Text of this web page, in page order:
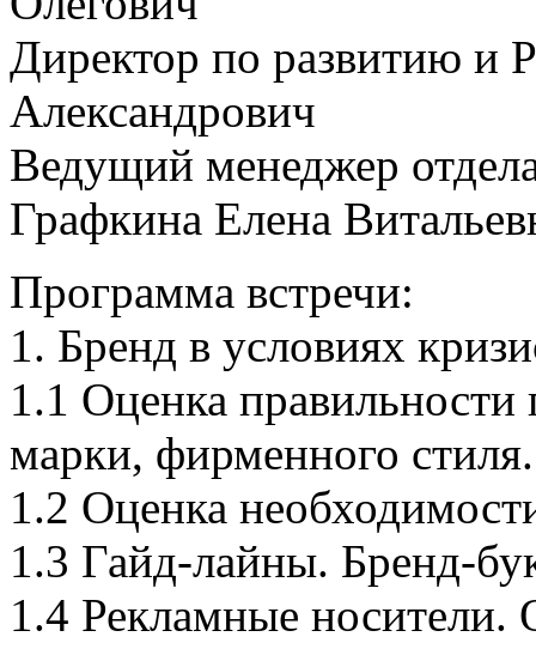
Директор по развитию и
Александрович
Ведущий менеджер
Графкина Елена
Программа встречи:
1. Бренд в условиях
1.1 Оценка правильности
марки, фирменного стиля.
1.2 Оценка
1.3 Гайд-лайны. Бренд-
1.4 Рекламные носители.